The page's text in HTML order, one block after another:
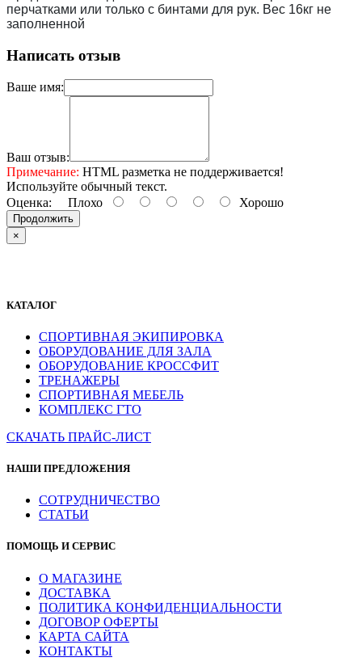
перчатками или только с бинтами для рук. Вес 16кг не
заполненной
Написать отзыв
Ваше имя:
Ваш отзыв:
Примечание: HTML разметка не поддерживается!
Используйте обычный текст.
Оценка: Плохо Хорошо
Продолжить
×
КАТАЛОГ
СПОРТИВНАЯ ЭКИПИРОВКА
ОБОРУДОВАНИЕ ДЛЯ ЗАЛА
ОБОРУДОВАНИЕ КРОССФИТ
ТРЕНАЖЕРЫ
СПОРТИВНАЯ МЕБЕЛЬ
КОМПЛЕКС ГТО
СКАЧАТЬ ПРАЙС-ЛИСТ
НАШИ ПРЕДЛОЖЕНИЯ
СОТРУДНИЧЕСТВО
СТАТЬИ
ПОМОЩЬ И СЕРВИС
О МАГАЗИНЕ
ДОСТАВКА
ПОЛИТИКА КОНФИДЕНЦИАЛЬНОСТИ
ДОГОВОР ОФЕРТЫ
КАРТА САЙТА
КОНТАКТЫ